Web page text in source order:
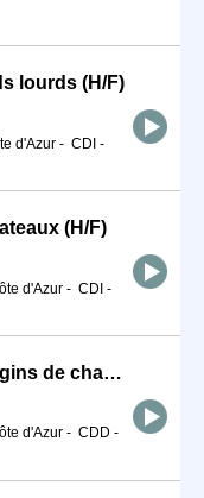
lourds (H/F)
d'Azur - CDI -
(H/F)
d'Azur - CDI -
Mécanicien / Mécanicienne d'engins de chantier et de travaux publ (H/F)
d'Azur - CDD -